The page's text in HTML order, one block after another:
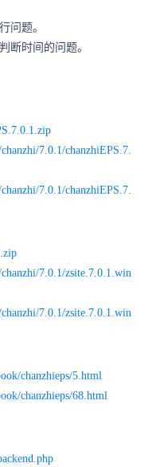
问题。
断时间的问题。
7.0.1/chanzhiEPS.7.
7.0.1/chanzhiEPS.7.
7.0.1/zsite.7.0.1.win
7.0.1/zsite.7.0.1.win
chanzhieps/5.html
chanzhieps/68.html